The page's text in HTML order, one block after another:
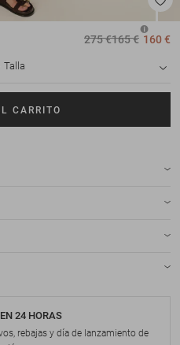
275 €165 € 160 €
Talla
CARRITO
24 HORAS
rebajas y día de lanzamiento de